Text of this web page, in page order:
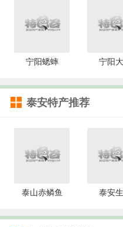
宁阳蟋蟀 宁阳
泰安特产推荐
泰山赤鳞鱼 泰安